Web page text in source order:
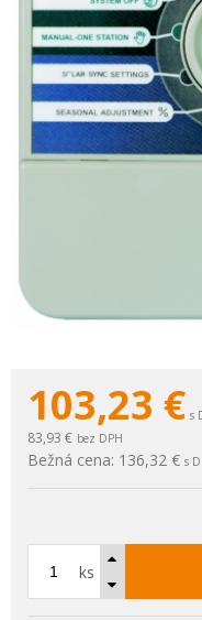
103,23 € s
83,93 € bez DPH
Bežná cena: 136,32 € s
ks